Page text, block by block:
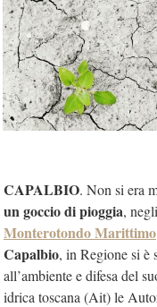
CAPALBIO. Non si era
un goccio di pioggia,
Monterotondo Marittimo
Capalbio, in Regione si è
all’ambiente e difesa del
idrica toscana (Ait) le